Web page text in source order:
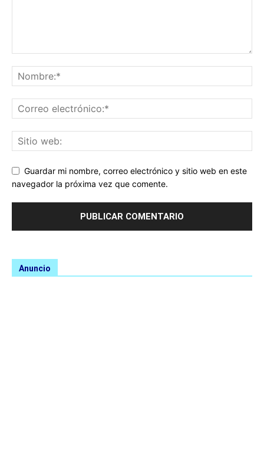
Guardar mi nombre, correo electrónico y sitio web en este
navegador la próxima vez que comente.
Anuncio